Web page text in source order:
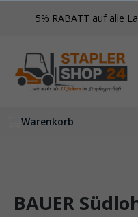
springen
5% RABATT auf alle
Warenkorb
BAUER